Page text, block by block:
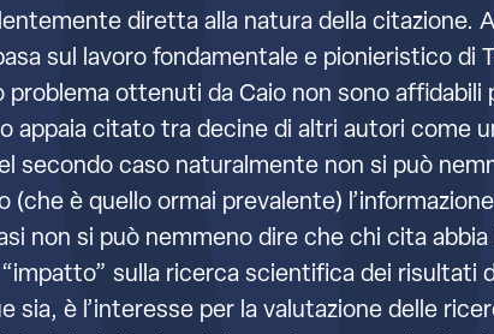
diretta alla natura della citazione.
sul lavoro fondamentale e pionieristico
problema ottenuti da Caio non sono affidabili
appaia citato tra decine di altri autori come
secondo caso naturalmente non si può
(che è quello ormai prevalente)
non si può nemmeno dire che chi cita
“impatto” sulla ricerca scientifica dei
sia, è l’interesse per la valutazione delle